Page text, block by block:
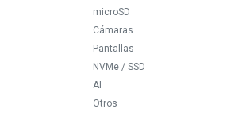
microSD
Cámaras
Pantallas
NVMe / SSD
AI
Otros